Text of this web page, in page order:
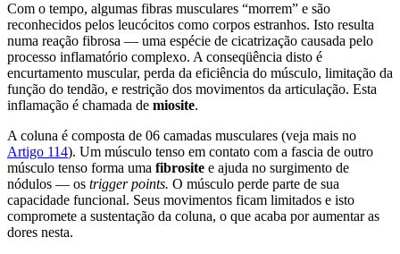
Com o tempo, algumas fibras musculares “morrem” e são
reconhecidos pelos leucócitos como corpos estranhos. Isto resulta
numa reação fibrosa — uma espécie de cicatrização causada pelo
processo inflamatório complexo. A conseqüência disto é
encurtamento muscular, perda da eficiência do músculo, limitação da
função do tendão, e restrição dos movimentos da articulação. Esta
inflamação é chamada de miosite.
A coluna é composta de 06 camadas musculares (veja mais no
Artigo 114). Um músculo tenso em contato com a fascia de outro
músculo tenso forma uma fibrosite e ajuda no surgimento de
nódulos — os trigger points. O músculo perde parte de sua
capacidade funcional. Seus movimentos ficam limitados e isto
compromete a sustentação da coluna, o que acaba por aumentar as
dores nesta.